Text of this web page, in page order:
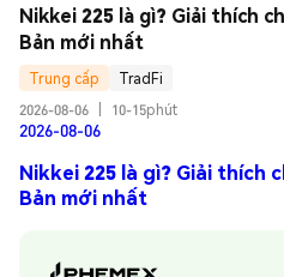
Nikkei 225 là gì? Giải thích
Bản mới nhất
Trung cấp
TradFi
2026-08-06
10-15phút
2026-08-06
Nikkei 225 là gì? Giải thích
Bản mới nhất